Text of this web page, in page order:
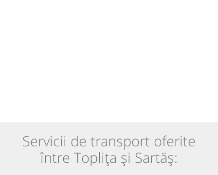
Servicii de transport oferite
între Toplița și Sartăș: